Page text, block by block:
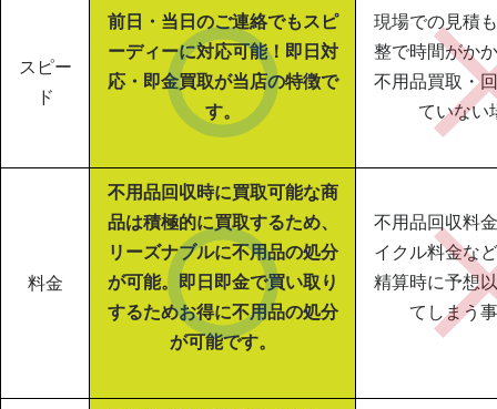
スピー
ド
前日・当日のご連絡でもスピ
ーディーに対応可能！即日対
応・即金買取が当店の特徴で
す。
現場での見積
整で時間がか
不用品買取・
ていない
料金
不用品回収時に買取可能な商
品は積極的に買取するため、
リーズナブルに不用品の処分
が可能。即日即金で買い取り
するためお得に不用品の処分
が可能です。
不用品回収料
イクル料金な
精算時に予想
てしまう